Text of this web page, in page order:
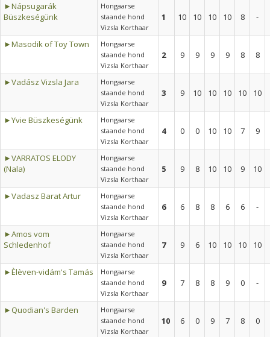
►Nápsugarák
Büszkeségünk
Hongaarse
staande hond
Vizsla Korthaar
1 10 10 10 10 8 -
►Masodik of Toy Town
Hongaarse
staande hond
Vizsla Korthaar
2 9 9 9 9 8 8
►Vadász Vizsla Jara
Hongaarse
staande hond
Vizsla Korthaar
3 9 10 10 10 10 10
►Yvie Büszkeségünk
Hongaarse
staande hond
Vizsla Korthaar
4 0 0 10 10 7 9
►VARRATOS ELODY
(Nala)
Hongaarse
staande hond
Vizsla Korthaar
5 9 8 10 10 9 10
►Vadasz Barat Artur
Hongaarse
staande hond
Vizsla Korthaar
6 6 8 8 6 6 -
►Amos vom
Schledenhof
Hongaarse
staande hond
Vizsla Korthaar
7 9 6 10 10 10 10
►Èlèven-vidám's Tamás
Hongaarse
staande hond
Vizsla Korthaar
9 7 8 8 9 0 -
►Quodian's Barden
Hongaarse
staande hond
Vizsla Korthaar
10 6 0 9 7 8 0